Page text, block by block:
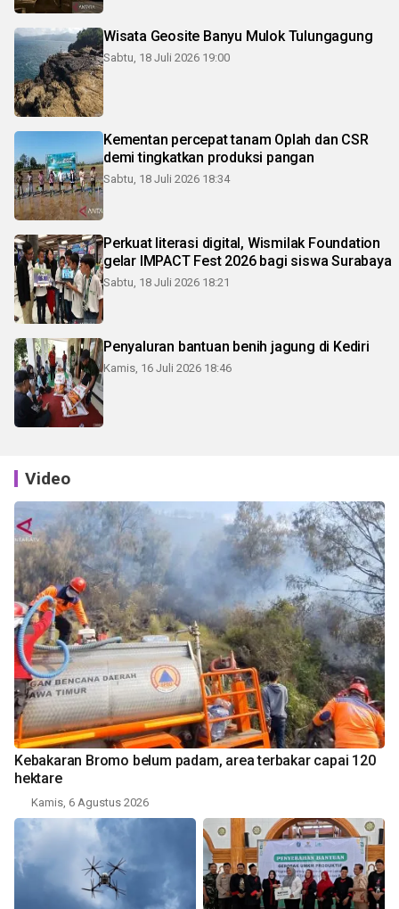
Wisata Geosite Banyu Mulok Tulungagung
Sabtu, 18 Juli 2026 19:00
Kementan percepat tanam Oplah dan CSR
demi tingkatkan produksi pangan
Sabtu, 18 Juli 2026 18:34
Perkuat literasi digital, Wismilak Foundation
gelar IMPACT Fest 2026 bagi siswa Surabaya
Sabtu, 18 Juli 2026 18:21
Penyaluran bantuan benih jagung di Kediri
Kamis, 16 Juli 2026 18:46
Video
Kebakaran Bromo belum padam, area terbakar capai 120
hektare
Kamis, 6 Agustus 2026